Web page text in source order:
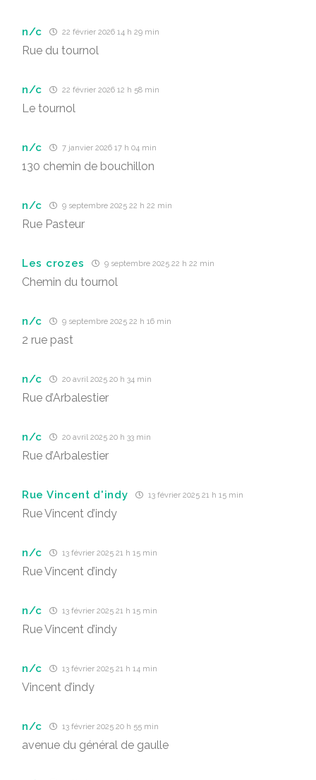
n/c 22 février 2026 14 h 29 min
Rue du tournol
n/c 22 février 2026 12 h 58 min
Le tournol
n/c 7 janvier 2026 17 h 04 min
130 chemin de bouchillon
n/c 9 septembre 2025 22 h 22 min
Rue Pasteur
Les crozes 9 septembre 2025 22 h 22 min
Chemin du tournol
n/c 9 septembre 2025 22 h 16 min
2 rue past
n/c 20 avril 2025 20 h 34 min
Rue d’Arbalestier
n/c 20 avril 2025 20 h 33 min
Rue d’Arbalestier
Rue Vincent d'indy 13 février 2025 21 h 15 min
Rue Vincent d’indy
n/c 13 février 2025 21 h 15 min
Rue Vincent d’indy
n/c 13 février 2025 21 h 15 min
Rue Vincent d’indy
n/c 13 février 2025 21 h 14 min
Vincent d’indy
n/c 13 février 2025 20 h 55 min
avenue du général de gaulle